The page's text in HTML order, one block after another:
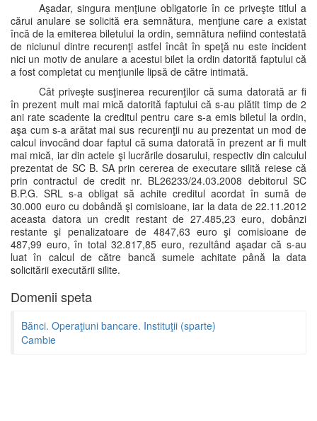
Aşadar, singura menţiune obligatorie în ce priveşte titlul a
cărui anulare se solicită era semnătura, menţiune care a existat
încă de la emiterea biletului la ordin, semnătura nefiind contestată
de niciunul dintre recurenţi astfel încât în speţă nu este incident
nici un motiv de anulare a acestui bilet la ordin datorită faptului că
a fost completat cu menţiunile lipsă de către intimată.
Cât priveşte susţinerea recurenţilor că suma datorată ar fi
în prezent mult mai mică datorită faptului că s-au plătit timp de 2
ani rate scadente la creditul pentru care s-a emis biletul la ordin,
aşa cum s-a arătat mai sus recurenţii nu au prezentat un mod de
calcul invocând doar faptul că suma datorată în prezent ar fi mult
mai mică, iar din actele şi lucrările dosarului, respectiv din calculul
prezentat de SC B. SA prin cererea de executare silită reiese că
prin contractul de credit nr. BL26233/24.03.2008 debitorul SC
B.P.G. SRL s-a obligat să achite creditul acordat în sumă de
30.000 euro cu dobândă şi comisioane, iar la data de 22.11.2012
aceasta datora un credit restant de 27.485,23 euro, dobânzi
restante şi penalizatoare de 4847,63 euro şi comisioane de
487,99 euro, în total 32.817,85 euro, rezultând aşadar că s-au
luat în calcul de către bancă sumele achitate până la data
solicitării executării silite.
Domenii speta
Bănci. Operaţiuni bancare. Instituţii (sparte)
Cambie